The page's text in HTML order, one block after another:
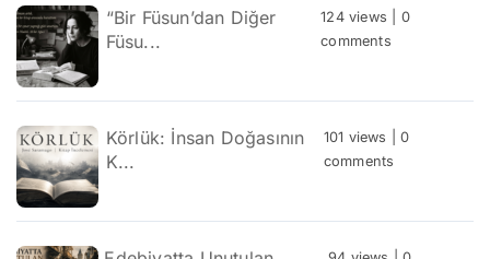
“Bir Füsun’dan Diğer
Füsu...
124 views
0
comments
Körlük: İnsan Doğasının
K...
101 views |0
comments